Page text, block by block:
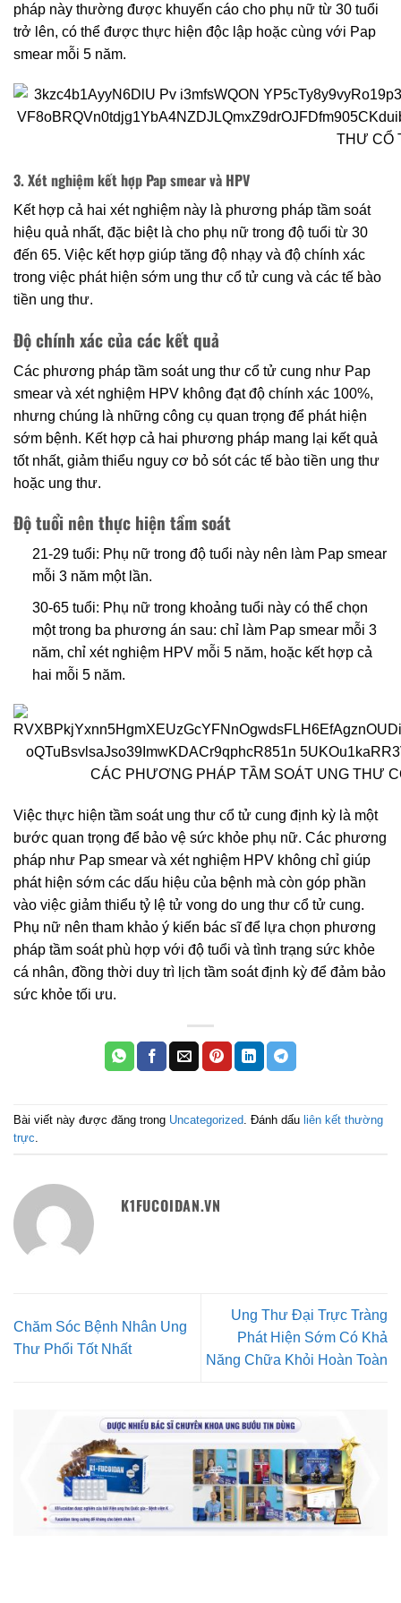
pháp này thường được khuyến cáo cho phụ nữ từ 30 tuổi
trở lên, có thể được thực hiện độc lập hoặc cùng với Pap
smear mỗi 5 năm.
3. Xét nghiệm kết hợp Pap smear và HPV
Kết hợp cả hai xét nghiệm này là phương pháp tầm soát
hiệu quả nhất, đặc biệt là cho phụ nữ trong độ tuổi từ 30
đến 65. Việc kết hợp giúp tăng độ nhạy và độ chính xác
trong việc phát hiện sớm ung thư cổ tử cung và các tế bào
tiền ung thư.
Độ chính xác của các kết quả
Các phương pháp tầm soát ung thư cổ tử cung như Pap
smear và xét nghiệm HPV không đạt độ chính xác 100%,
nhưng chúng là những công cụ quan trọng để phát hiện
sớm bệnh. Kết hợp cả hai phương pháp mang lại kết quả
tốt nhất, giảm thiểu nguy cơ bỏ sót các tế bào tiền ung thư
hoặc ung thư.
Độ tuổi nên thực hiện tầm soát
21-29 tuổi: Phụ nữ trong độ tuổi này nên làm Pap smear
mỗi 3 năm một lần.
30-65 tuổi: Phụ nữ trong khoảng tuổi này có thể chọn
một trong ba phương án sau: chỉ làm Pap smear mỗi 3
năm, chỉ xét nghiệm HPV mỗi 5 năm, hoặc kết hợp cả
hai mỗi 5 năm.
Việc thực hiện tầm soát ung thư cổ tử cung định kỳ là một
bước quan trọng để bảo vệ sức khỏe phụ nữ. Các phương
pháp như Pap smear và xét nghiệm HPV không chỉ giúp
phát hiện sớm các dấu hiệu của bệnh mà còn góp phần
vào việc giảm thiểu tỷ lệ tử vong do ung thư cổ tử cung.
Phụ nữ nên tham khảo ý kiến bác sĩ để lựa chọn phương
pháp tầm soát phù hợp với độ tuổi và tình trạng sức khỏe
cá nhân, đồng thời duy trì lịch tầm soát định kỳ để đảm bảo
sức khỏe tối ưu.
Bài viết này được đăng trong Uncategorized . Đánh dấu liên kết thường
trực
K1FUCOIDAN.VN
Chăm Sóc Bệnh Nhân Ung
Thư Phổi Tốt Nhất
Ung Thư Đại Trực Tràng
Phát Hiện Sớm Có Khả
Năng Chữa Khỏi Hoàn Toàn